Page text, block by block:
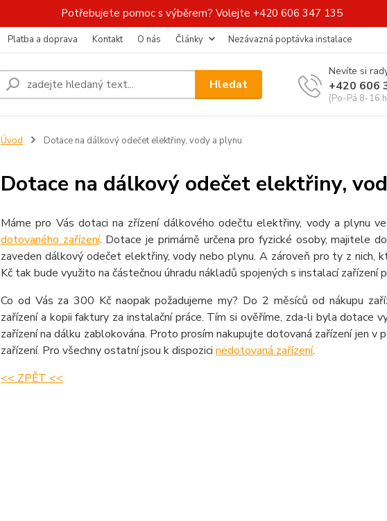
Potřebujete pomoc s výběrem? Volejte +420 606 347 135
Platba a doprava Kontakt O nás Články Nezávazná poptávka instalace
Hledat
Nevíte si
+420 606
(Po-Pá 8-16
Úvod Dotace na dálkový odečet elektřiny, vody a plynu
Dotace na dálkový odečet elektřiny,
Máme pro Vás dotaci na zřízení dálkového odečtu elektřiny, vody a plynu
dotovaného zařízení. Dotace je primárně určena pro fyzické osoby, majitele
zaveden dálkový odečet elektřiny, vody nebo plynu. A zároveň pro ty z nich,
Kč tak bude využito na částečnou úhradu nákladů spojených s instalací zařízení
Co od Vás za 300 Kč naopak požadujeme my? Do 2 měsíců od nákupu
zařízení a kopii faktury za instalační práce. Tím si ověříme, zda-li byla dotace
zařízení na dálku zablokována. Proto prosím nakupujte dotovaná zařízení jen
zařízení. Pro všechny ostatní jsou k dispozici nedotovaná zařízení.
<< ZPĚT <<